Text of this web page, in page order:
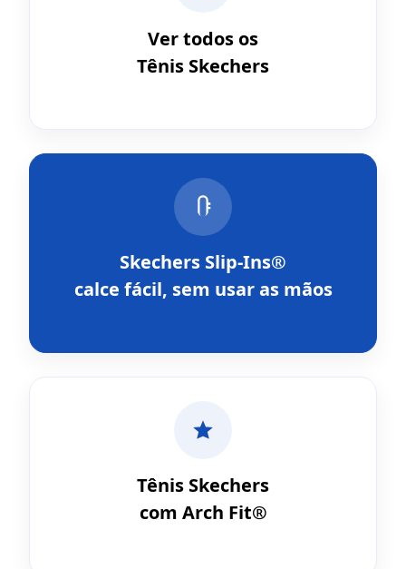
Ver todos os
Tênis Skechers
Skechers Slip-Ins®
calce fácil, sem usar as mãos
Tênis Skechers
com Arch Fit®